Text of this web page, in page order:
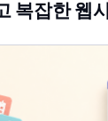
복잡한 웹